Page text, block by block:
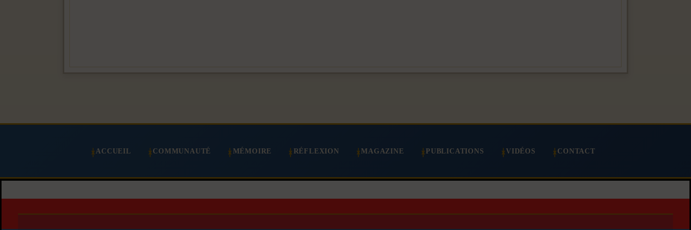
ACCUEIL COMMUNAUTÉ MÉMOIRE RÉFLEXION MAGAZINE PUBLICATIONS VIDÉOS CONTACT